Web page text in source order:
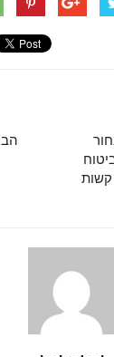
קשות